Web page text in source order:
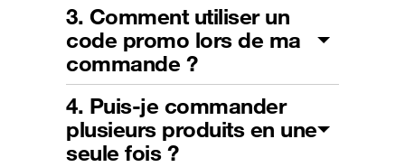
3. Comment utiliser un
code promo lors de ma
commande ?
4. Puis-je commander
plusieurs produits en une
seule fois ?